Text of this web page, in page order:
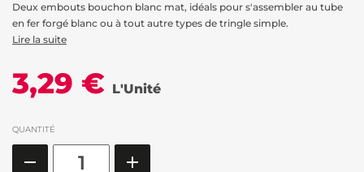
Deux embouts bouchon blanc mat, idéals pour s'assembler au tube
en fer forgé blanc ou à tout autre types de tringle simple.
Lire la suite
3,29 € L'Unité
QUANTITÉ